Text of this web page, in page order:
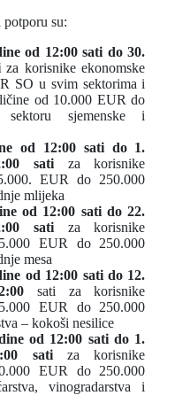
su:
od 12:00 sati do 30.
za korisnike ekonomske
SO u svim sektorima i
od 10.000 EUR do
sjemenske i
od 12:00 sati do 1.
satiza korisnike
EUR do 250.000
mlijeka
od 12:00 sati do 22.
satiza korisnike
EUR do 250.000
mesa
od 12:00 sati do 12.
sati za korisnike
EUR do 250.000
– kokoši nesilice
od 12:00 sati do 1.
satiza korisnike
EUR do 250.000
vinogradarstva i